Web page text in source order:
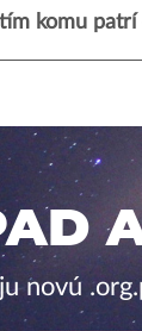
komu patrí
novú